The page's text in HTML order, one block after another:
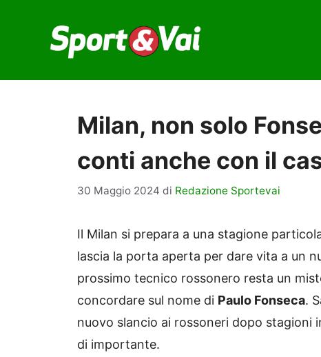
contenuto
Milan, non solo
conti anche con il
30 Maggio 2024 di Redazione Sportevai
Il Milan si prepara a una stagione
lascia la porta aperta per dare vita a un
prossimo tecnico rossonero resta un
concordare sul nome di Paulo Fonseca.
nuovo slancio ai rossoneri dopo stagioni
di importante.